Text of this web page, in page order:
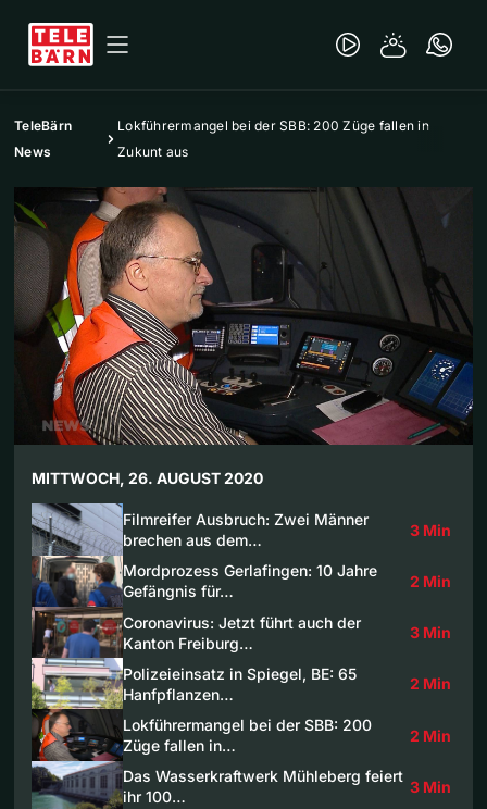
TeleBärn
News
Lokführermangel bei der SBB: 200 Züge fallen in
Zukunt aus
MITTWOCH, 26. AUGUST 2020
Filmreifer Ausbruch: Zwei Männer
brechen aus dem…
3 Min
Mordprozess Gerlafingen: 10 Jahre
Gefängnis für…
2 Min
Coronavirus: Jetzt führt auch der
Kanton Freiburg…
3 Min
Polizeieinsatz in Spiegel, BE: 65
Hanfpflanzen…
2 Min
Lokführermangel bei der SBB: 200
Züge fallen in…
2 Min
Das Wasserkraftwerk Mühleberg feiert
ihr 100…
3 Min